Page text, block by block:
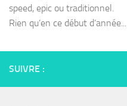
speed, epic ou traditionnel.
Rien qu’en ce début d’année...
SUIVRE :